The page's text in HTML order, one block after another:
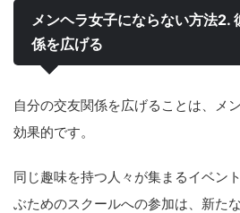
メンヘラ女子にならない方法2.
係を広げる
自分の交友関係を広げることは、メ
効果的です。
同じ趣味を持つ人々が集まるイベン
ぶためのスクールへの参加は、新た